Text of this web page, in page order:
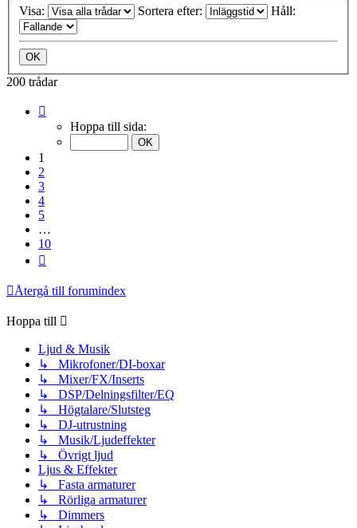
Visa: Sortera efter: Håll:
200 trådar
Hoppa till sida:
1
2
3
4
5
…
10
Återgå till forumindex
Hoppa till
Ljud & Musik
↳ Mikrofoner/DI-boxar
↳ Mixer/FX/Inserts
↳ DSP/Delningsfilter/EQ
↳ Högtalare/Slutsteg
↳ DJ-utrustning
↳ Musik/Ljudeffekter
↳ Övrigt ljud
Ljus & Effekter
↳ Fasta armaturer
↳ Rörliga armaturer
↳ Dimmers